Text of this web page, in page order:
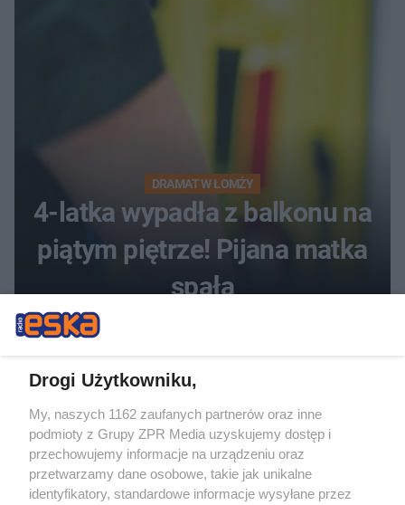
DRAMAT W ŁOMŻY
4-latka wypadła z balkonu na
piątym piętrze! Pijana matka
spała
Drogi Użytkowniku,
My, naszych 1162 zaufanych partnerów oraz inne
podmioty z Grupy ZPR Media uzyskujemy dostęp i
przechowujemy informacje na urządzeniu oraz
przetwarzamy dane osobowe, takie jak unikalne
identyfikatory, standardowe informacje wysyłane przez